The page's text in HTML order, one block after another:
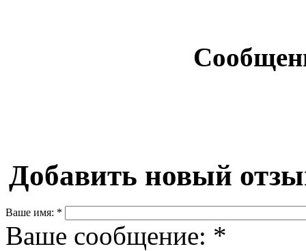
Добавить новый
Ваше имя: *
Ваше сообщение: *